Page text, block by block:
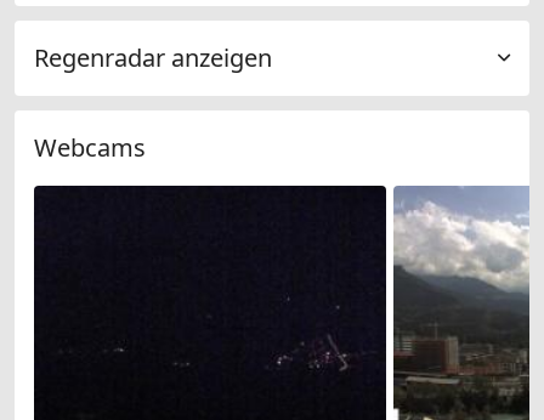
Regenradar anzeigen
Webcams